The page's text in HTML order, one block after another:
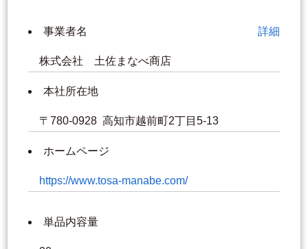
事業者名 詳細
株式会社 土佐まなべ商店
本社所在地
〒780-0928 高知市越前町2丁目5-13
ホームページ
https://www.tosa-manabe.com/
単品内容量